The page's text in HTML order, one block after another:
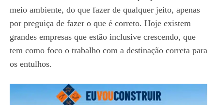
meio ambiente, do que fazer de qualquer jeito, apenas
por preguiça de fazer o que é correto. Hoje existem
grandes empresas que estão inclusive crescendo, que
tem como foco o trabalho com a destinação correta para
os entulhos.